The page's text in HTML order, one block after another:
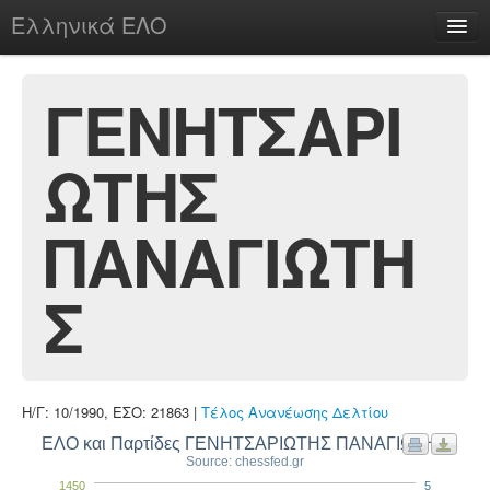
Ελληνικά ΕΛΟ
chesstu.be @ discord
Login
ΓΕΝΗΤΣΑΡΙ
ΩΤΗΣ
ΠΑΝΑΓΙΩΤΗ
Σ
Η/Γ: 10/1990, ΕΣΟ: 21863 | Τέλος Ανανέωσης Δελτίου
ΕΛΟ και Παρτίδες ΓΕΝΗΤΣΑΡΙΩΤΗΣ ΠΑΝΑΓΙΩΤΗΣ
Source: chessfed.gr
1450 5